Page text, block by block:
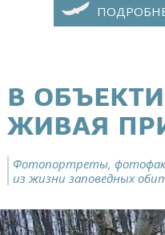
В
ЖИВАЯ
Фотопортреты,
из жизни заповедных